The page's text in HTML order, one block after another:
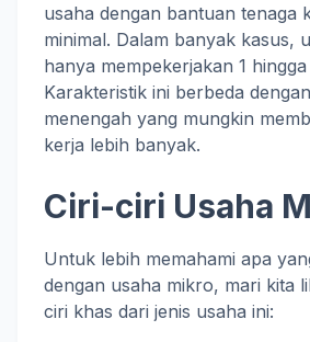
usaha dengan bantuan tenaga
minimal. Dalam banyak kasus,
hanya mempekerjakan 1
Karakteristik ini berbeda
menengah yang mungkin
kerja lebih banyak.
Ciri-ciri Usaha
Untuk lebih memahami apa
dengan usaha mikro, mari kita
ciri khas dari jenis usaha ini: